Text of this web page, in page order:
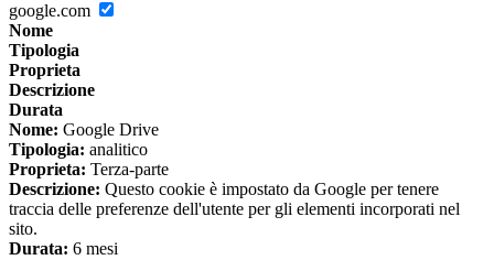
google.com
Nome
Tipologia
Proprieta
Descrizione
Durata
Nome: Google Drive
Tipologia: analitico
Proprieta: Terza-parte
Descrizione: Questo cookie è impostato da Google per tenere
traccia delle preferenze dell'utente per gli elementi incorporati nel
sito.
Durata: 6 mesi